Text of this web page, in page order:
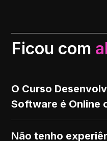
Ficou com
O Curso
Software é Online
aulas gravadas.
Não tenho